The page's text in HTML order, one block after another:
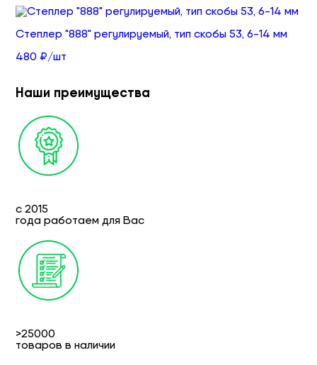
Степлер "888" регулируемый, тип скобы 53, 6-14 мм
480 ₽/шт
Наши преимущества
с 2015
года работаем для Вас
>25000
товаров в наличии